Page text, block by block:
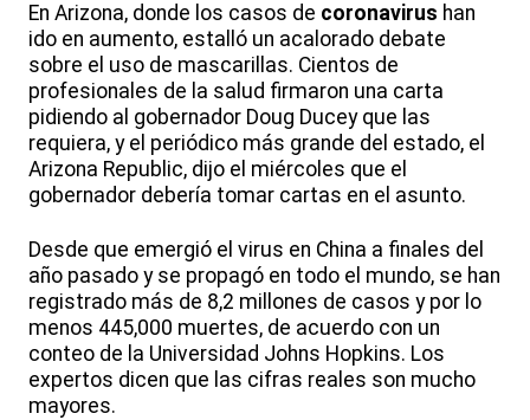
En Arizona, donde los casos de coronavirus han
ido en aumento, estalló un acalorado debate
sobre el uso de mascarillas. Cientos de
profesionales de la salud firmaron una carta
pidiendo al gobernador Doug Ducey que las
requiera, y el periódico más grande del estado, el
Arizona Republic, dijo el miércoles que el
gobernador debería tomar cartas en el asunto.
Desde que emergió el virus en China a finales del
año pasado y se propagó en todo el mundo, se han
registrado más de 8,2 millones de casos y por lo
menos 445,000 muertes, de acuerdo con un
conteo de la Universidad Johns Hopkins. Los
expertos dicen que las cifras reales son mucho
mayores.